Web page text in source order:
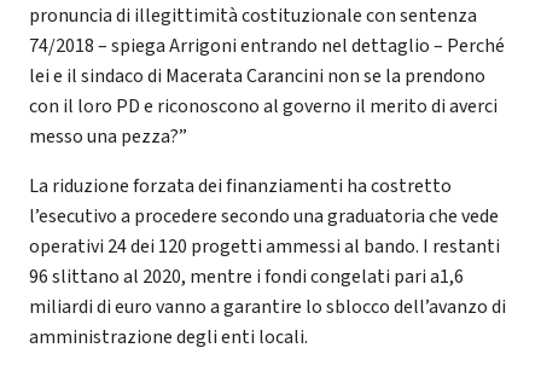
pronuncia di illegittimità costituzionale con sentenza
74/2018 – spiega Arrigoni entrando nel dettaglio – Perché
lei e il sindaco di Macerata Carancini non se la prendono
con il loro PD e riconoscono al governo il merito di averci
messo una pezza?”
La riduzione forzata dei finanziamenti ha costretto
l’esecutivo a procedere secondo una graduatoria che vede
operativi 24 dei 120 progetti ammessi al bando. I restanti
96 slittano al 2020, mentre i fondi congelati pari a1,6
miliardi di euro vanno a garantire lo sblocco dell’avanzo di
amministrazione degli enti locali.